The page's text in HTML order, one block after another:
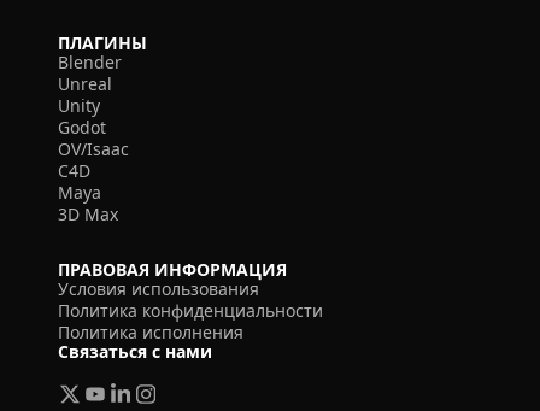
ПЛАГИНЫ
Blender
Unreal
Unity
Godot
OV/Isaac
C4D
Maya
3D Max
ПРАВОВАЯ ИНФОРМАЦИЯ
Условия использования
Политика конфиденциальности
Политика исполнения
Связаться с нами